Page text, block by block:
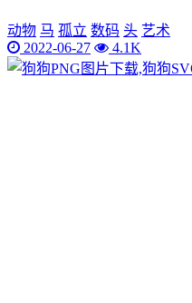
动物 马 孤立 数码 头 艺术
2022-06-27
4.1K